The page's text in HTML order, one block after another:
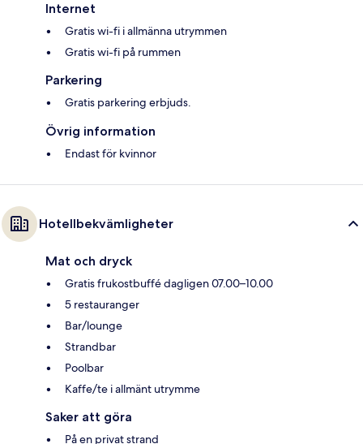
Internet
Gratis wi-fi i allmänna utrymmen
Gratis wi-fi på rummen
Parkering
Gratis parkering erbjuds.
Övrig information
Endast för kvinnor
Hotellbekvämligheter
Mat och dryck
Gratis frukostbuffé dagligen 07.00–10.00
5 restauranger
Bar/lounge
Strandbar
Poolbar
Kaffe/te i allmänt utrymme
Saker att göra
På en privat strand